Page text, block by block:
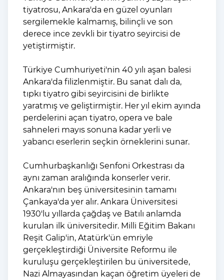
tiyatrosu, Ankara'da en güzel oyunları
sergilemekle kalmamış, bilinçli ve son
derece ince zevkli bir tiyatro seyircisi de
yetiştirmiştir.
Türkiye Cumhuriyeti'nin 40 yılı aşan balesi
Ankara'da filizlenmiştir. Bu sanat dalı da,
tıpkı tiyatro gibi seyircisini de birlikte
yaratmış ve geliştirmiştir. Her yıl ekim ayında
perdelerini açan tiyatro, opera ve bale
sahneleri mayıs sonuna kadar yerli ve
yabancı eserlerin seçkin örneklerini sunar.
Cumhurbaşkanlığı Senfoni Orkestrası da
aynı zaman aralığında konserler verir.
Ankara'nın beş üniversitesinin tamamı
Çankaya'da yer alır. Ankara Üniversitesi
1930'lu yıllarda çağdaş ve Batılı anlamda
kurulan ilk üniversitedir. Milli Eğitim Bakanı
Reşit Galip'in, Atatürk'ün emriyle
gerçekleştirdiği Üniversite Reformu ile
kuruluşu gerçekleştirilen bu üniversitede,
Nazi Almayasından kaçan öğretim üyeleri de